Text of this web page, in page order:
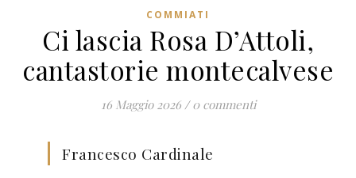
COMMIATI
Ci lascia Rosa D’Attoli,
cantastorie montecalvese
16 Maggio 2026 / 0 commenti
Francesco Cardinale